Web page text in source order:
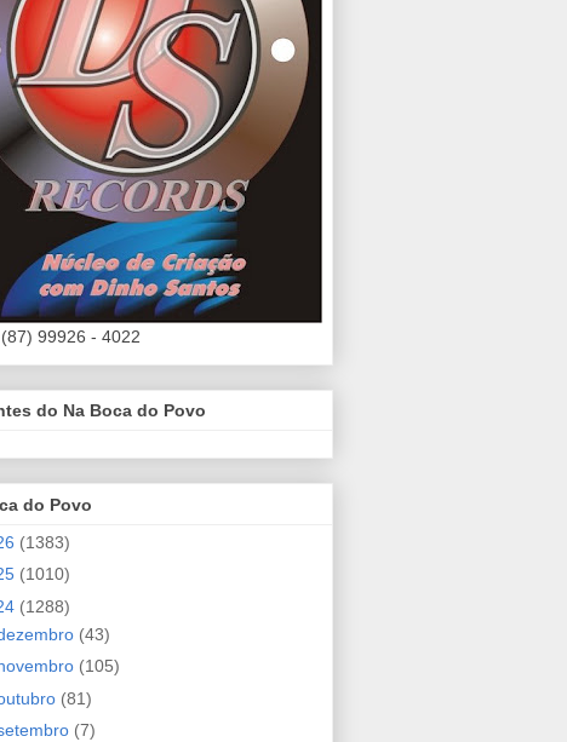
99926 - 4022
do Na Boca do Povo
do Povo
(1383)
(1010)
(1288)
(43)
(105)
(81)
(7)